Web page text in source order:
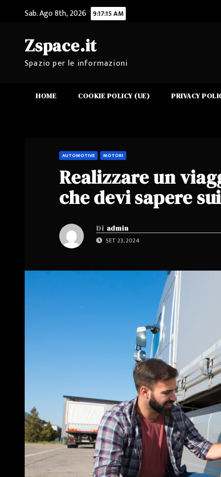
contenuto
Sab. Ago 8th, 2026 9:17:16 AM
Zspace.it
Spazio per le informazioni
HOME COOKIE POLICY (UE) PRIVACY
AUTOMOTIVE MOTORI
Realizzare un
che devi sapere
Di admin
SET 23, 2024